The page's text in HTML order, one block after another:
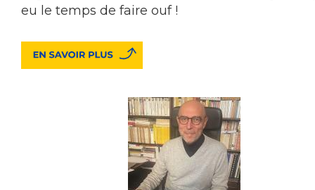
eu le temps de faire ouf !